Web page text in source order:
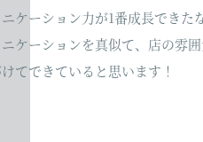
ケーション力が1番成長できた
ケーションを真似て、店の雰
てできていると思います！